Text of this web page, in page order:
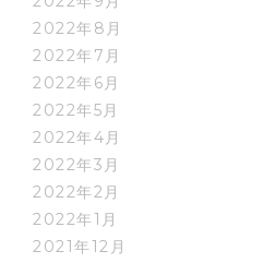
2022年8月
2022年7月
2022年6月
2022年5月
2022年4月
2022年3月
2022年2月
2022年1月
2021年12月